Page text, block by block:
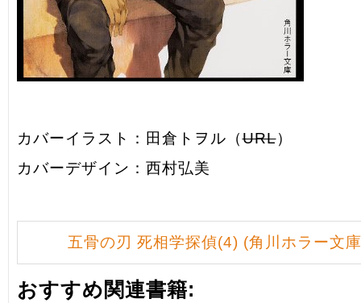
カバーイラスト：田倉トヲル（URL）
カバーデザイン：西村弘美
五骨の刃 死相学探偵(4) (角川ホラー文
おすすめ関連書籍: